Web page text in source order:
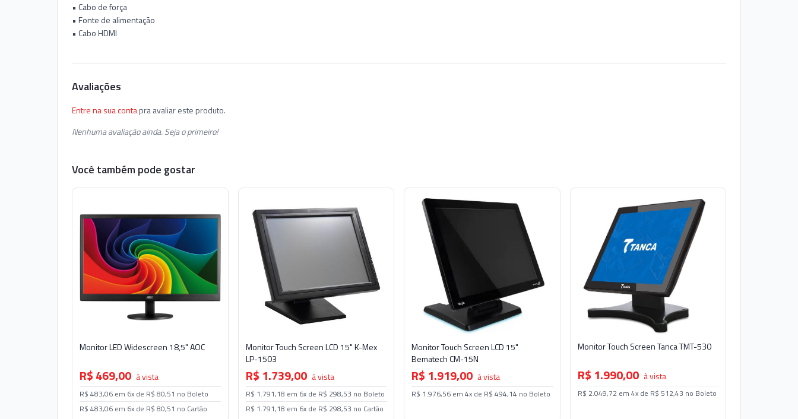
• Cabo de força
• Fonte de alimentação
• Cabo HDMI
Avaliações
Entre na sua contapra avaliar este produto.
Nenhuma avaliação ainda. Seja o primeiro!
Você também pode gostar
Monitor LED Widescreen 18,5" AOC
R$ 469,00 à vista
R$ 483,06 em 6x de R$ 80,51 no Boleto
R$ 483,06 em 6x de R$ 80,51 no Cartão
Monitor Touch Screen LCD 15" K-Mex
LP-1503
R$ 1.739,00 à vista
R$ 1.791,18 em 6x de R$ 298,53 no Boleto
R$ 1.791,18 em 6x de R$ 298,53 no Cartão
Monitor Touch Screen LCD 15"
Bematech CM-15N
R$ 1.919,00 à vista
R$ 1.976,56 em 4x de R$ 494,14 no Boleto
Monitor Touch Screen Tanca TMT-530
R$ 1.990,00 à vista
R$ 2.049,72 em 4x de R$ 512,43 no Boleto